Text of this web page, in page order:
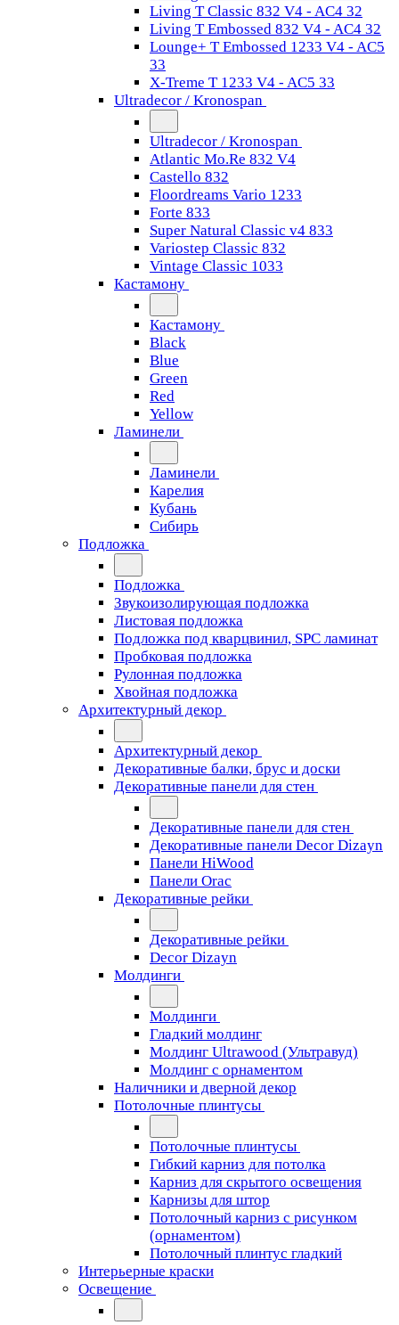
Living T Classic 832 V4 - AC4 32
Living T Embossed 832 V4 - AC4 32
Lounge+ T Embossed 1233 V4 - AC5
33
X-Treme T 1233 V4 - AC5 33
Ultradecor / Kronospan
Ultradecor / Kronospan
Atlantic Mo.Re 832 V4
Castello 832
Floordreams Vario 1233
Forte 833
Super Natural Classic v4 833
Variostep Classic 832
Vintage Classic 1033
Кастамону
Кастамону
Black
Blue
Green
Red
Yellow
Ламинели
Ламинели
Карелия
Кубань
Сибирь
Подложка
Подложка
Звукоизолирующая подложка
Листовая подложка
Подложка под кварцвинил, SPC ламинат
Пробковая подложка
Рулонная подложка
Хвойная подложка
Архитектурный декор
Архитектурный декор
Декоративные балки, брус и доски
Декоративные панели для стен
Декоративные панели для стен
Декоративные панели Decor Dizayn
Панели HiWood
Панели Orac
Декоративные рейки
Декоративные рейки
Decor Dizayn
Молдинги
Молдинги
Гладкий молдинг
Молдинг Ultrawood (Ультравуд)
Молдинг с орнаментом
Наличники и дверной декор
Потолочные плинтусы
Потолочные плинтусы
Гибкий карниз для потолка
Карниз для скрытого освещения
Карнизы для штор
Потолочный карниз с рисунком
(орнаментом)
Потолочный плинтус гладкий
Интерьерные краски
Освещение